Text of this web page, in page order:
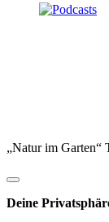
„Natur im Garten“
Deine